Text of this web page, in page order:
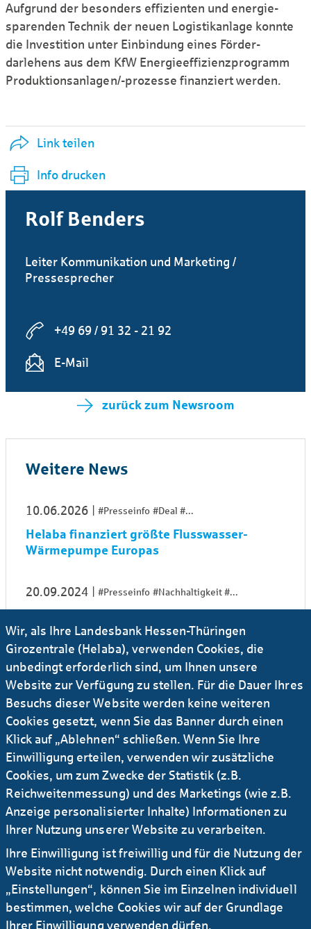
Aufgrund der besonders effizienten und energie­
sparenden Technik der neuen Logistik­anlage konnte
die Investition unter Ein­bindung eines Förder­
darlehens aus dem KfW Energie­effizienz­programm
Produktions­anlagen/-prozesse finanziert werden.
Link teilen
Info drucken
Rolf Benders
Leiter Kommunikation und Marketing /
Pressesprecher
+49 69 / 91 32 - 21 92
E-Mail
zurück zum Newsroom
Weitere News
10.06.2026 #Presseinfo #Deal ...
Helaba finanziert größte Flusswasser-
Wärmepumpe Europas
20.09.2024 #Presseinfo #Nachhaltigkeit ...
von 3 Milliarden Euro als Sustainability
Coordinator
03.07.2024 #Presseinfo #Nachhaltigkeit
veröffentlicht Nachhaltig­keits­bericht 2023
15.01.2024 #Presseinfo #Nachhaltigkeit
Sustainable Investment Framework
erweitert die Rahmenwerke der Helaba um
nachhaltige Investments
05.10.2023 #Presseinfo #Nachhaltigkeit ...
Helaba finanziert 13 Elektro­trieb­züge für
Hessische Landes­bahn
Wir, als Ihre Landesbank Hessen-Thüringen
Girozentrale (Helaba), verwenden Cookies, die
unbedingt erforderlich sind, um Ihnen unsere
Website zur Verfügung zu stellen. Für die Dauer Ihres
Besuchs dieser Website werden keine weiteren
Cookies gesetzt, wenn Sie das Banner durch einen
Klick auf „Ablehnen“ schließen. Wenn Sie Ihre
Einwilligung erteilen, verwenden wir zusätzliche
Cookies, um zum Zwecke der Statistik (z.B.
Reichweitenmessung) und des Marketings (wie z.B.
Anzeige personalisierter Inhalte) Informationen zu
Ihrer Nutzung unserer Website zu verarbeiten.
Ihre Einwilligung ist freiwillig und für die Nutzung der
Website nicht notwendig. Durch einen Klick auf
„Einstellungen“, können Sie im Einzelnen individuell
bestimmen, welche Cookies wir auf der Grundlage
Ihrer Einwilligung verwenden dürfen.